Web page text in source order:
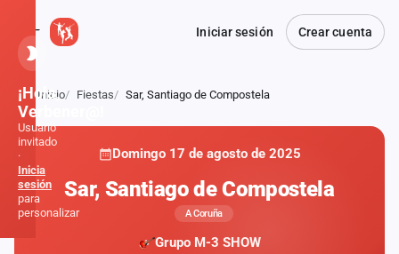
Iniciar sesión Crear cuenta
Atrás
Inicio Fiestas Sar, Santiago de Compostela
Domingo 17 de agosto de 2025
Sar, Santiago de Compostela
A Coruña
Grupo M-3 SHOW
¡Hola,
Verbener@!
Usuario
invitado
·
Inicia
sesión
para
personalizar